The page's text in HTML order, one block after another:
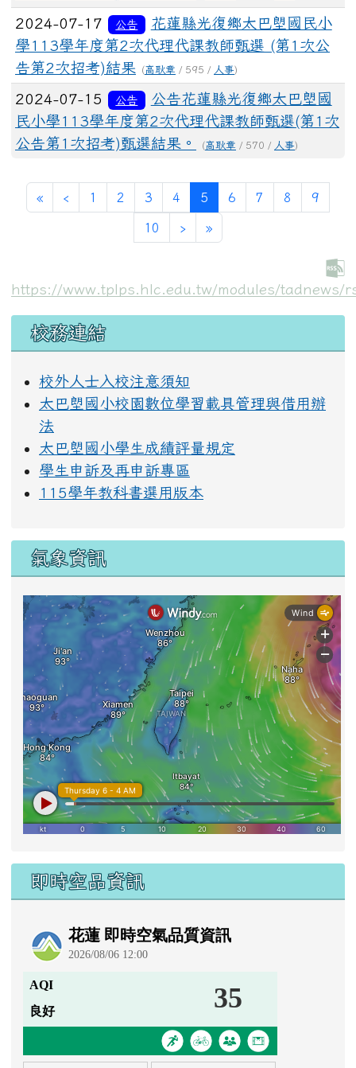
2024-07-17 公告
花蓮縣光復鄉太巴塱國民小
學113學年度第2次代理代課教師甄選 (第1次公
告第2次招考)結果
(高耿章 / 595 / 人事)
2024-07-15 公告
公告花蓮縣光復鄉太巴塱國
民小學113學年度第2次代理代課教師甄選(第1次
公告第1次招考)甄選結果。
(高耿章 / 570 / 人事)
«第一頁
‹ 上一頁
1 2 3 4 5 (目前頁次)
6 7 8 9
10 ›下一頁
»最後頁
https://www.tplps.hlc.edu.tw/modules/tadnews/
左邊區域內容
校務連結
校外人士入校注意須知
太巴塱國小校園數位學習載具管理與借用辦
法
太巴塱國小學生成績評量規定
學生申訴及再申訴專區
115學年教科書選用版本
氣象資訊
即時空品資訊